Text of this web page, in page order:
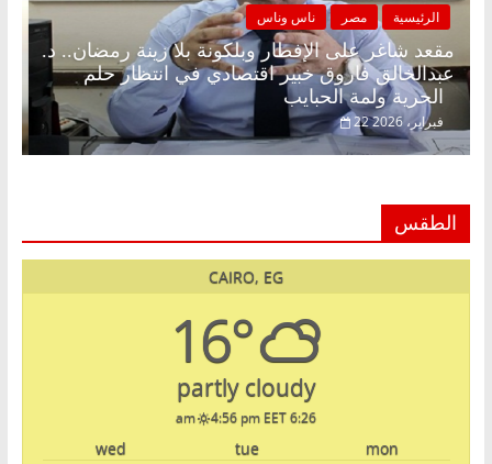
الرئيسية مصر ناس وناس
مقعد شاغر على الإفطار وبلكونة بلا زينة رمضان.. د.
عبدالخالق فاروق خبير اقتصادي في انتظار حلم
الحرية ولمة الحبايب
22 فبراير، 2026
الطقس
CAIRO, EG
16°
partly cloudy
6:26 am
4:56 pm EET
mon
tue
wed